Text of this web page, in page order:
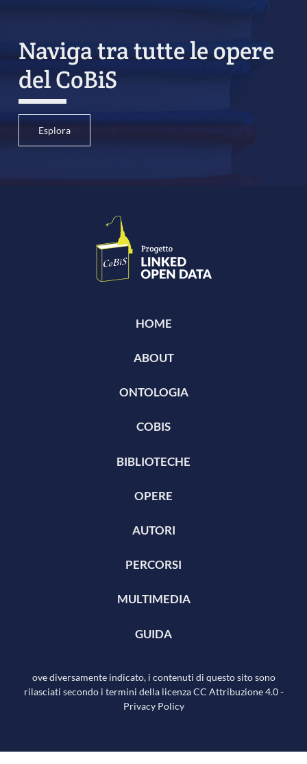
Naviga tra tutte le opere
del CoBiS
Esplora
HOME
ABOUT
ONTOLOGIA
COBIS
BIBLIOTECHE
OPERE
AUTORI
PERCORSI
MULTIMEDIA
GUIDA
ove diversamente indicato, i contenuti di questo sito sono
rilasciati secondo i termini della licenza CC Attribuzione 4.0-
Privacy Policy